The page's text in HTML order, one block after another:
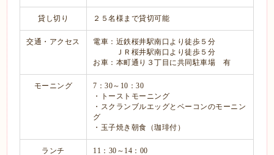
貸し切り ２５名様まで貸切可能
交通・アクセス
電車：近鉄桜井駅南口より徒歩５分
ＪＲ桜井駅南口より徒歩５分
お車：本町通り３丁目に共同駐車場 有
モーニング
7：30～10：30
・トーストモーニング
・スクランブルエッグとベーコンのモーニン
グ
・玉子焼き朝食（珈琲付）
ランチ
11：30～14：00